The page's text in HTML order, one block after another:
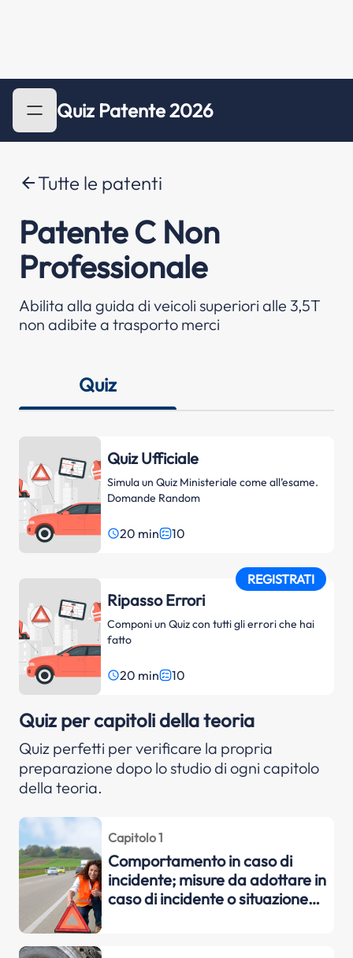
Quiz Patente 2026
arrow_backTutte le patenti
Patente C Non
Professionale
Abilita alla guida di veicoli superiori alle 3,5T
non adibite a trasporto merci
Quiz
Quiz Ufficiale
Simula un Quiz Ministeriale come all’esame.
Domande Random
access_time20 min 10
REGISTRATI
Ripasso Errori
Componi un Quiz con tutti gli errori che hai
fatto
access_time20 min 10
Quiz per capitoli della teoria
Quiz perfetti per verificare la propria
preparazione dopo lo studio di ogni capitolo
della teoria.
Capitolo 1
Comportamento in caso di
incidente; misure da adottare in
caso di incidente o situazione